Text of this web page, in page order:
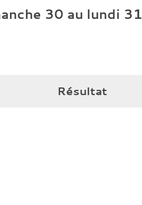
30 au lundi 31
Résultat